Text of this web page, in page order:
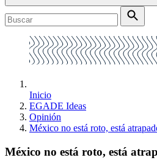
Inicio
EGADE Ideas
Opinión
México no está roto, está
México no está roto, está